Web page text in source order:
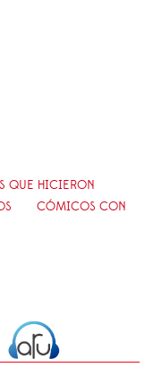
QUE HICIERON
CÓMICOS CON